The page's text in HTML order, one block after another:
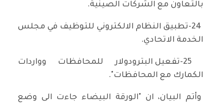
بالتعاون مع الشركات الصينية.
24-تطبيق النظام الالكتروني للتوظيف في مجلس
الخدمة الاتحادي.
25-تفعيل البترودولار للمحافظات وواردات
الكمارك مع المحافظات".
وأتم البيان، ان "الورقة البيضاء جاءت الى وضع